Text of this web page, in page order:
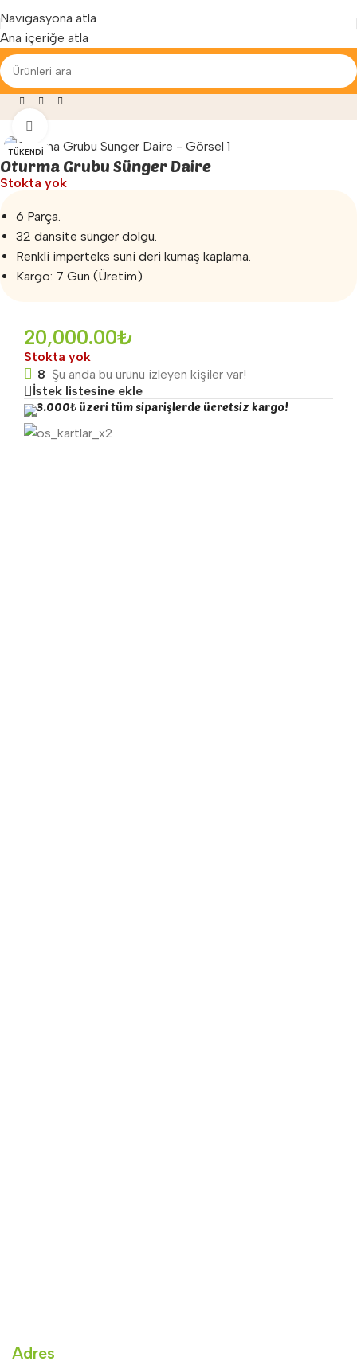
Navigasyona atla
Ana içeriğe atla
Yenilenen arayüzümüz ile hizmetinizdeyiz...
»Çocuk Oturma Grupları
TÜKENDI
Oturma Grubu Sünger Daire
Stokta yok
6 Parça.
32 dansite sünger dolgu.
Renkli imperteks suni deri kumaş kaplama.
Kargo: 7 Gün (Üretim)
20,000.00₺
Stokta yok
8 Şu anda bu ürünü izleyen kişiler var!
İstek listesine ekle
3.000₺ üzeri tüm siparişlerde ücretsiz kargo!
Adres